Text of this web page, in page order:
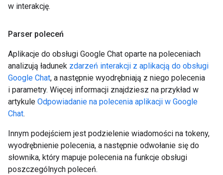
w interakcję.
Parser poleceń
Aplikacje do obsługi Google Chat oparte na poleceniach
analizują ładunek zdarzeń interakcji z aplikacją do obsługi
Google Chat, a następnie wyodrębniają z niego polecenia
i parametry. Więcej informacji znajdziesz na przykład w
artykule Odpowiadanie na polecenia aplikacji w Google
Chat.
Innym podejściem jest podzielenie wiadomości na tokeny,
wyodrębnienie polecenia, a następnie odwołanie się do
słownika, który mapuje polecenia na funkcje obsługi
poszczególnych poleceń.